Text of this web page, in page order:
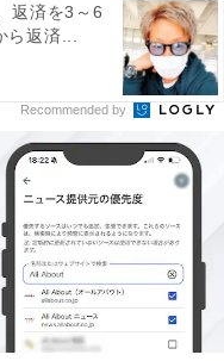
）
）※今見ている記事
返済を3～6
返済...
Recommended by